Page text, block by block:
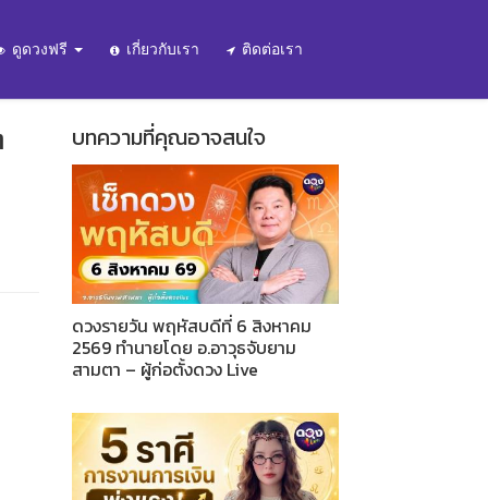
ดูดวงฟรี เกี่ยวกับเรา ติดต่อเรา
บทความที่คุณอาจสนใจ
ดวงรายวัน พฤหัสบดีที่ 6 สิงหาคม
2569 ทำนายโดย อ.อาวุธจับยาม
สามตา – ผู้ก่อตั้งดวง Live